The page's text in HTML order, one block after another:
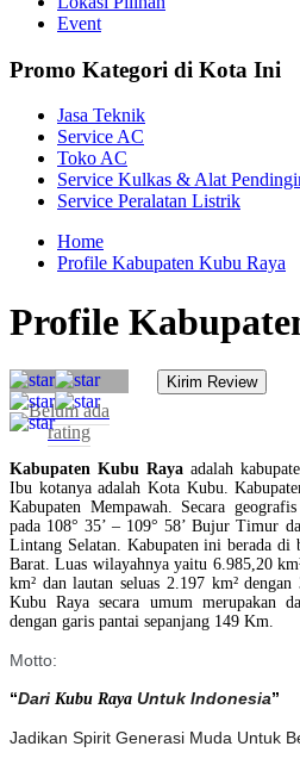
Event
Promo Kategori di Kota Ini
Jasa Teknik
Service AC
Toko AC
Service Kulkas & Alat
Service Peralatan Listrik
Home
Profile Kabupaten Kubu Raya
Profile
Belum ada
rating
Kabupaten Kubu Raya adalah
Ibu kotanya adalah Kota Kubu.
Kabupaten Mempawah. Secara
pada 108° 35’ – 109° 58’ Bujur Timur
Lintang Selatan. Kabupaten ini berada di
Barat. Luas wilayahnya yaitu 6.985,20
km² dan lautan seluas 2.197 km²
Kubu Raya secara umum merupakan
dengan garis pantai sepanjang 149 Km.
Motto:
“Dari Kubu Raya Untuk Indonesia”
Jadikan Spirit Generasi Muda Untuk